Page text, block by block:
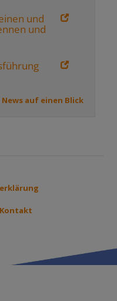
und
und
News auf einen Blick
Kontakt